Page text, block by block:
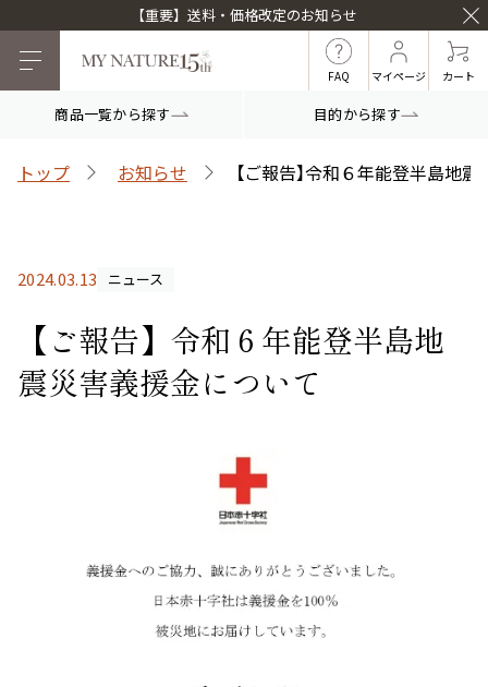
【重要】送料・価格改定のお知らせ
FAQ マイページ カート
商品一覧から探す
スカルプフローラブー
スター
スカルプリッチナイト
ヘアトリートメント
目的から探す
トップ お知らせ 【ご報告】令和６年能登半島地
2024.03.13 ニュース
【ご報告】令和６年能登半島地
震災害義援金について